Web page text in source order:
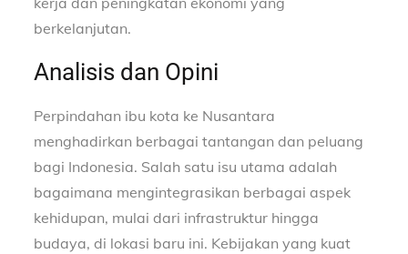
berkelanjutan.
Analisis dan Opini
Perpindahan ibu kota ke Nusantara
menghadirkan berbagai tantangan dan peluang
bagi Indonesia. Salah satu isu utama adalah
bagaimana mengintegrasikan berbagai aspek
kehidupan, mulai dari infrastruktur hingga
budaya, di lokasi baru ini. Kebijakan yang kuat